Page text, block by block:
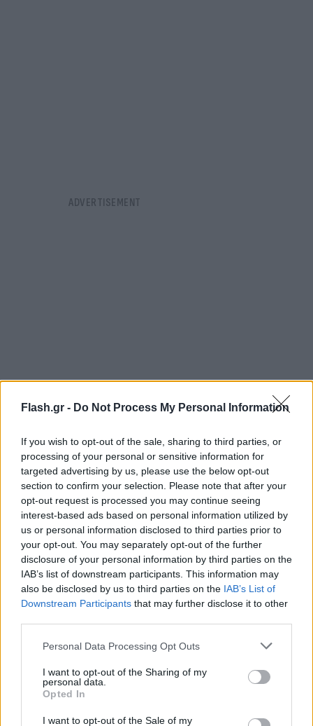
Flash.gr - Do Not Process My Personal Information
If you wish to opt-out of the sale, sharing to third parties, or
processing of your personal or sensitive information for
targeted advertising by us, please use the below opt-out
section to confirm your selection. Please note that after your
opt-out request is processed you may continue seeing
interest-based ads based on personal information utilized by
us or personal information disclosed to third parties prior to
your opt-out. You may separately opt-out of the further
disclosure of your personal information by third parties on the
IAB’s list of downstream participants. This information may
also be disclosed by us to third parties on the IAB’s List of
Downstream Participants that may further disclose it to other
Please note that this website/app uses one or more Google
not limited to your visit or usage behaviour. You may click to
grant or deny consent to Google and its third-party tags to
use your data for below specified purposes in below Google
consent section.
Personal Data Processing Opt Outs
I want to opt-out of the Sharing of my
personal data.
Opted In
I want to opt-out of the Sale of my
FLASH FOCUS